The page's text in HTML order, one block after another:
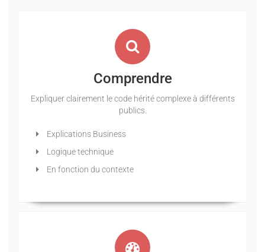
Comprendre
Expliquer clairement le code hérité complexe à différents
publics.
Explications Business
Logique technique
En fonction du contexte